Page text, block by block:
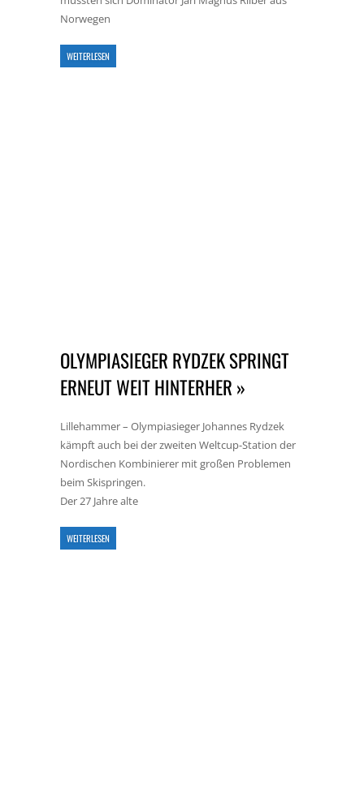
Norwegen
WEITERLESEN
OLYMPIASIEGER RYDZEK SPRINGT
ERNEUT WEIT HINTERHER »
Lillehammer – Olympiasieger Johannes Rydzek
kämpft auch bei der zweiten Weltcup-Station der
Nordischen Kombinierer mit großen Problemen
beim Skispringen.
Der 27 Jahre alte
WEITERLESEN